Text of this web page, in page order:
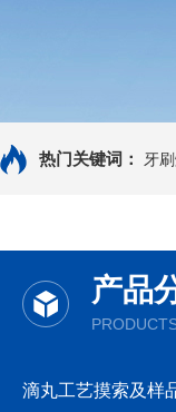
热门关键词： 牙
产品
滴丸工艺摸索及样